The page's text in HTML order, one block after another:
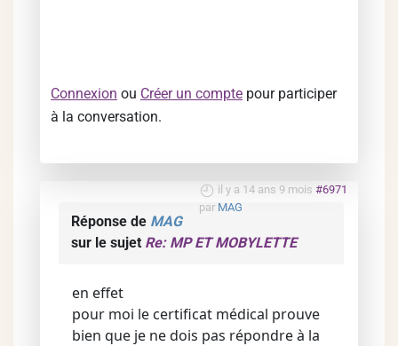
Connexion ou Créer un compte pour participer
à la conversation.
il y a 14 ans 9 mois #6971
par MAG
Réponse de MAG
sur le sujet Re: MP ET MOBYLETTE
en effet
pour moi le certificat médical prouve
bien que je ne dois pas répondre à la